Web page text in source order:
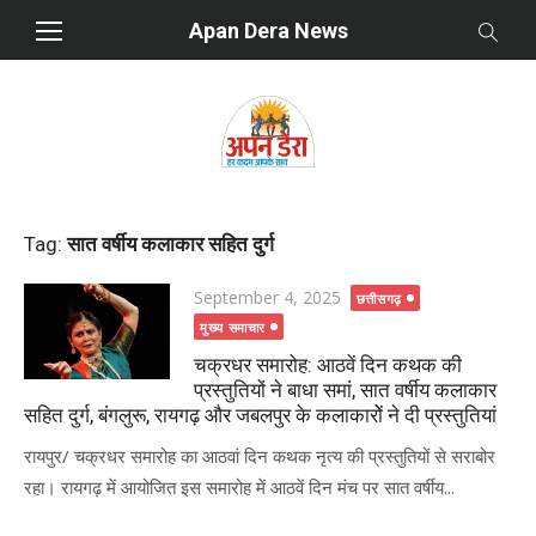
Apan Dera News
Tag:सात वर्षीय कलाकार सहित दुर्ग
Posted
on
September 4, 2025
छत्तीसगढ़
मुख्य समाचार
चक्रधर समारोह: आठवें दिन कथक की
प्रस्तुतियों ने बाधा समां, सात वर्षीय कलाकार
सहित दुर्ग, बंगलुरू, रायगढ़ और जबलपुर के कलाकारोें ने दी प्रस्तुतियां
रायपुर/ चक्रधर समारोह का आठवां दिन कथक नृत्य की प्रस्तुतियों से सराबोर
रहा। रायगढ़ में आयोजित इस समारोह में आठवें दिन मंच पर सात वर्षीय...